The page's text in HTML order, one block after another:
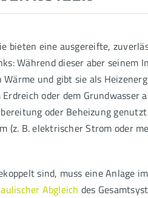
bieten eine ausgereifte,
Während dieser aber seinem
und gibt sie als
oder dem Grundwasser
oder Beheizung
(z. B. elektrischer Strom oder
sind, muss eine Anlage
Abgleich des